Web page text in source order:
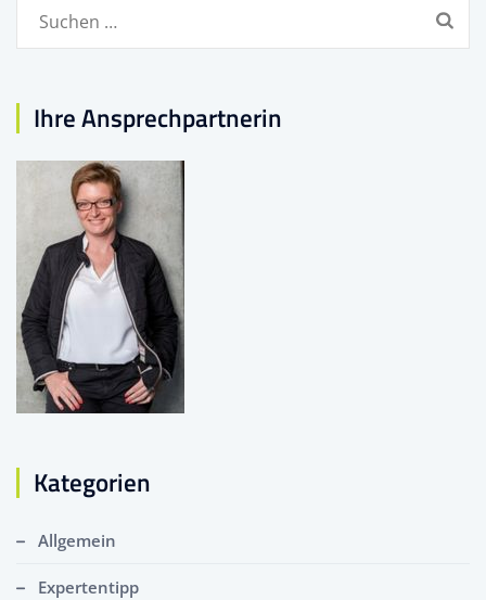
Suchen
Ihre Ansprechpartnerin
Kategorien
Allgemein
Expertentipp